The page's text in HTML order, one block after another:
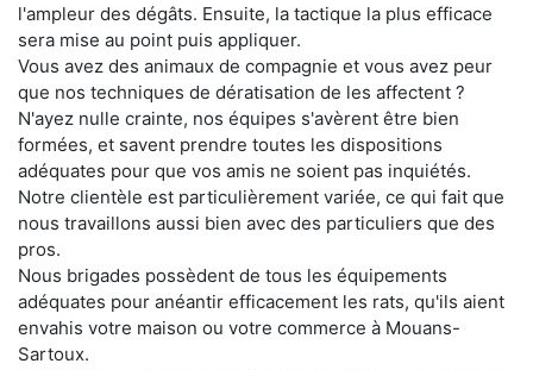
l'ampleur des dégâts. Ensuite, la tactique la plus efficace
sera mise au point puis appliquer.
Vous avez des animaux de compagnie et vous avez peur
que nos techniques de dératisation de les affectent ?
N'ayez nulle crainte, nos équipes s'avèrent être bien
formées, et savent prendre toutes les dispositions
adéquates pour que vos amis ne soient pas inquiétés.
Notre clientèle est particulièrement variée, ce qui fait que
nous travaillons aussi bien avec des particuliers que des
pros.
Nous brigades possèdent de tous les équipements
adéquates pour anéantir efficacement les rats, qu'ils aient
envahis votre maison ou votre commerce à Mouans-
Sartoux.